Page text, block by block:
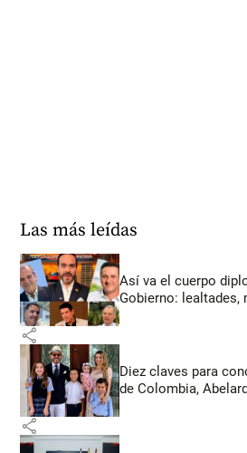
Las más leídas
Así va el cuerpo
Gobierno:
share
Diez claves para
de Colombia,
share